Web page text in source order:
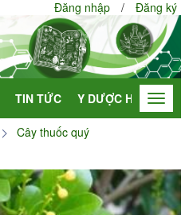
Đăng nhập / Đăng ký
TIN TỨC Y DƯỢC HỌC Toggle
Cây thuốc quý